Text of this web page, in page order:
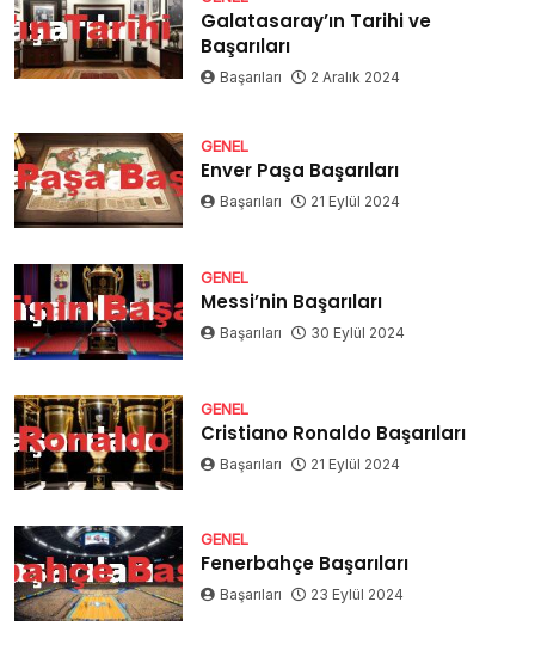
Galatasaray’ın Tarihi ve
Başarıları
Başarıları 2 Aralık 2024
GENEL
Enver Paşa Başarıları
Başarıları 21 Eylül 2024
GENEL
Messi’nin Başarıları
Başarıları 30 Eylül 2024
GENEL
Cristiano Ronaldo Başarıları
Başarıları 21 Eylül 2024
GENEL
Fenerbahçe Başarıları
Başarıları 23 Eylül 2024